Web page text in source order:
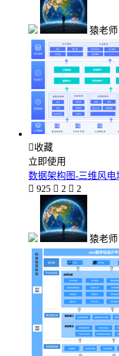
猿老师
收藏
立即使用
数据架构图-三维风电
 925  2  2
猿老师